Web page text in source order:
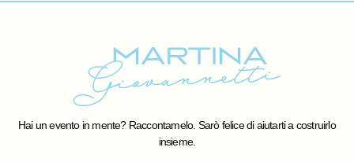
Hai un evento in mente? Raccontamelo. Sarò felice di aiutarti a costruirlo
insieme.